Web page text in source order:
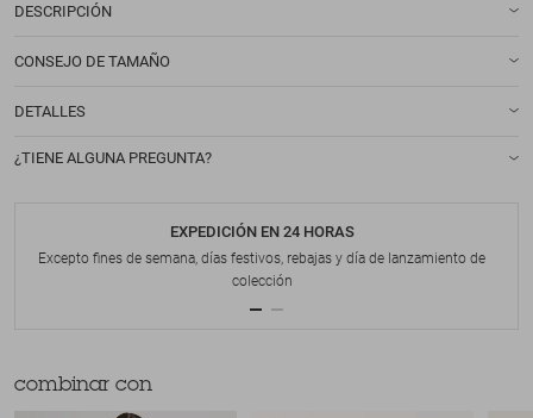
DESCRIPCIÓN
CONSEJO DE TAMAÑO
DETALLES
¿TIENE ALGUNA PREGUNTA?
EXPEDICIÓN EN 24 HORAS
Excepto fines de semana, días festivos, rebajas y día de lanzamiento de
colección
combinar con